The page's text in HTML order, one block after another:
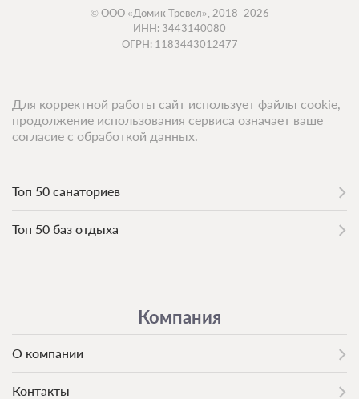
© ООО «Домик Тревел», 2018–2026
ИНН: 3443140080
ОГРН: 1183443012477
Топ 50 санаториев
Топ 50 баз отдыха
Компания
О компании
Контакты
Для корректной работы сайт использует файлы cookie,
продолжение использования сервиса означает ваше
согласие с обработкой данных.